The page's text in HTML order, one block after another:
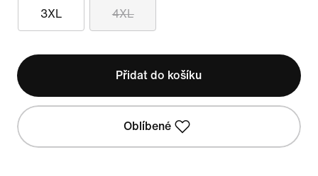
3XL 4XL
Přidat do košíku
Oblíbené